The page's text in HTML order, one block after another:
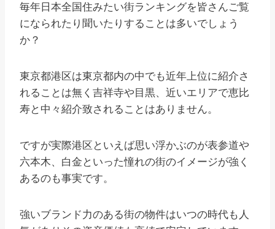
毎年日本全国住みたい街ランキングを皆さんご覧
になられたり聞いたりすることは多いでしょう
か？
東京都港区は東京都内の中でも近年上位に紹介さ
れることは無く吉祥寺や目黒、近いエリアで恵比
寿と中々紹介致されることはありません。
ですが実際港区といえば思い浮かぶのが表参道や
六本木、白金といった憧れの街のイメージが強く
あるのも事実です。
強いブランド力のある街の物件はいつの時代も人